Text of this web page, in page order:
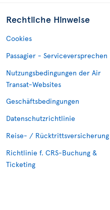
Rechtliche Hinweise
Cookies
Passagier - Serviceversprechen
Nutzungsbedingungen der Air
Transat-Websites
Geschäftsbedingungen
Datenschutzrichtlinie
Reise- / Rücktrittsversicherung
Richtlinie f. CRS-Buchung &
Ticketing